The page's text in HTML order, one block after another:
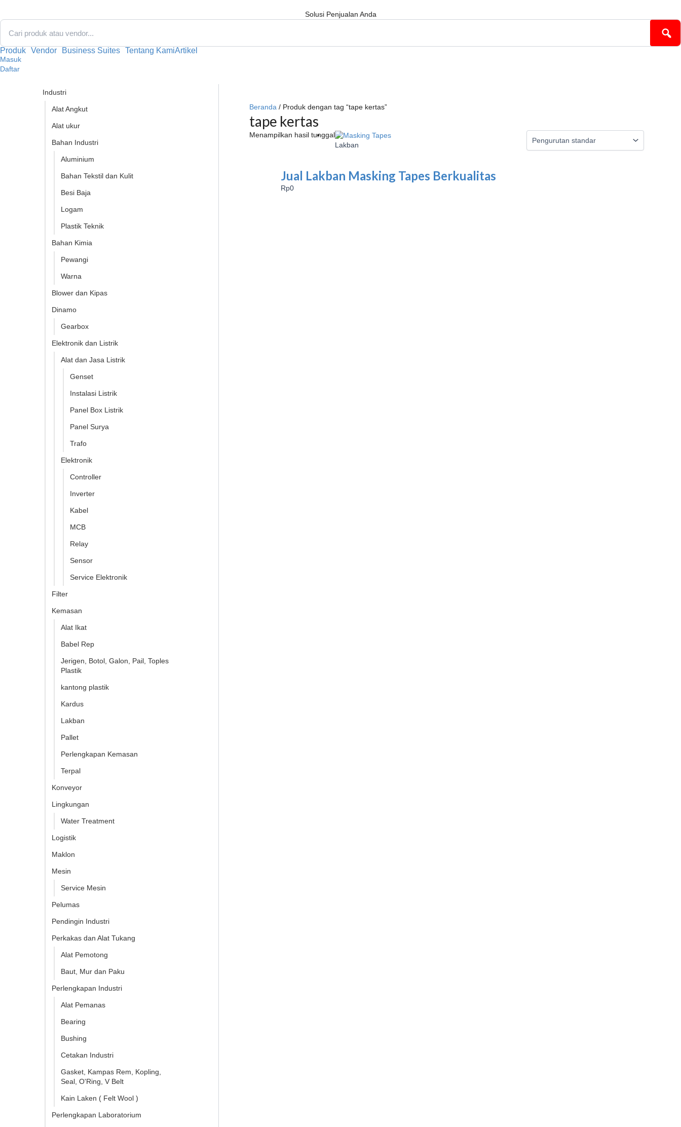
konten
Solusi Penjualan Anda
Produk Vendor Business Suites Tentang KamiArtikel
Masuk
Daftar
Industri
Alat Angkut
Alat ukur
Bahan Industri
Aluminium
Bahan Tekstil dan Kulit
Besi Baja
Logam
Plastik Teknik
Bahan Kimia
Pewangi
Warna
Blower dan Kipas
Dinamo
Gearbox
Elektronik dan Listrik
Alat dan Jasa Listrik
Genset
Instalasi Listrik
Panel Box Listrik
Panel Surya
Trafo
Elektronik
Controller
Inverter
Kabel
MCB
Relay
Sensor
Service Elektronik
Filter
Kemasan
Alat Ikat
Babel Rep
Jerigen, Botol, Galon, Pail, Toples
Plastik
kantong plastik
Kardus
Lakban
Pallet
Perlengkapan Kemasan
Terpal
Konveyor
Lingkungan
Water Treatment
Logistik
Maklon
Mesin
Service Mesin
Pelumas
Pendingin Industri
Perkakas dan Alat Tukang
Alat Pemotong
Baut, Mur dan Paku
Perlengkapan Industri
Alat Pemanas
Bearing
Bushing
Cetakan Industri
Gasket, Kampas Rem, Kopling,
Seal, O'Ring, V Belt
Kain Laken ( Felt Wool )
Perlengkapan Laboratorium
Beranda / Produk dengan tag “tape kertas”
tape kertas
Menampilkan hasil tunggal
Lakban
Jual Lakban Masking Tapes Berkualitas
Rp0